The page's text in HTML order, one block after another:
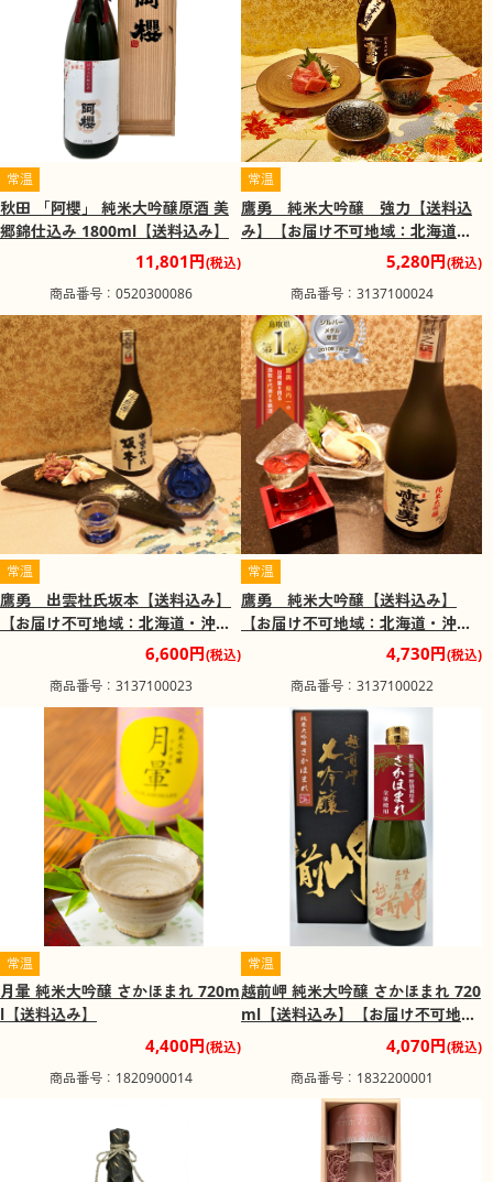
常温
秋田 「阿櫻」 純米大吟醸原酒 美
郷錦仕込み 1800ml【送料込み】
11,801円(税込)
商品番号：0520300086
常温
鷹勇 純米大吟醸 強力【送料込
み】【お届け不可地域：北海道・
5,280円(税込)
商品番号：3137100024
常温
鷹勇 出雲杜氏坂本【送料込み】
【お届け不可地域：北海道・沖
6,600円(税込)
商品番号：3137100023
常温
鷹勇 純米大吟醸【送料込み】
【お届け不可地域：北海道・沖
4,730円(税込)
商品番号：3137100022
常温
月暈 純米大吟醸 さかほまれ 720m
l【送料込み】
4,400円(税込)
商品番号：1820900014
常温
越前岬 純米大吟醸 さかほまれ 720
ml【送料込み】【お届け不可地
4,070円(税込)
商品番号：1832200001